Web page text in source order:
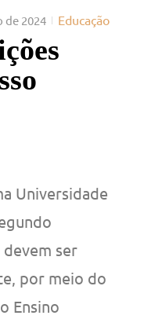
de 2024 Educação
Universidade
ser
por meio do
Ensino